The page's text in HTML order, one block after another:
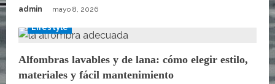
admin mayo 8, 2026
Lifestyle
Alfombras lavables y de lana: cómo elegir estilo,
materiales y fácil mantenimiento